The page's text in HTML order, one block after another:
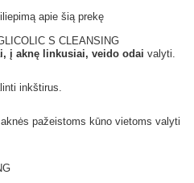
apie šią prekę
S CLEANSING
į aknę linkusiai, veido odai valyti.
inkštirus.
pažeistoms kūno vietoms valyti